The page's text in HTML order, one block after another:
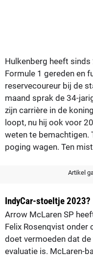
Hulkenberg heeft
Formule 1 gereden en
reservecoureur bij de
maand sprak de 34-
zijn carrière in de
loopt, nu hij ook voor
weten te bemachtigen.
poging wagen. Ten
Artikel
IndyCar-stoeltje 2023?
Arrow McLaren SP
Felix Rosenqvist
doet vermoeden dat
evaluatie is. McLaren-